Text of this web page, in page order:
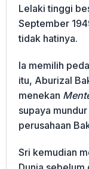
Lelaki tinggi
September
tidak hatinya.
Ia memilih
itu, Aburizal
menekan
supaya
perusahaan
Sri kemudian